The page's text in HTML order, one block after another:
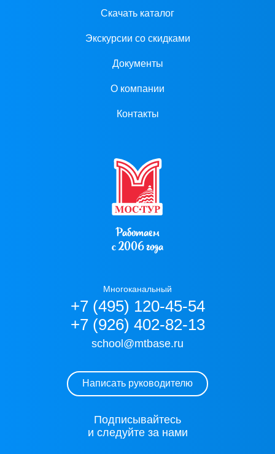
Скачать каталог
Экскурсии со скидками
Документы
О компании
Контакты
Работаем
с 2006 года
Многоканальный
+7 (495) 120-45-54
+7 (926) 402-82-13
school@mtbase.ru
Написать руководителю
Подписывайтесь
и следуйте за нами